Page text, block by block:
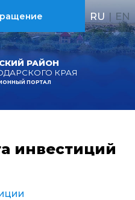
РАЙОН
КРАЯ
ПОРТАЛ
RU | EN
инвестиций